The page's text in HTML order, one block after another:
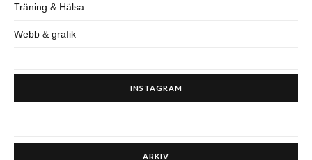
Träning & Hälsa
Webb & grafik
INSTAGRAM
ARKIV